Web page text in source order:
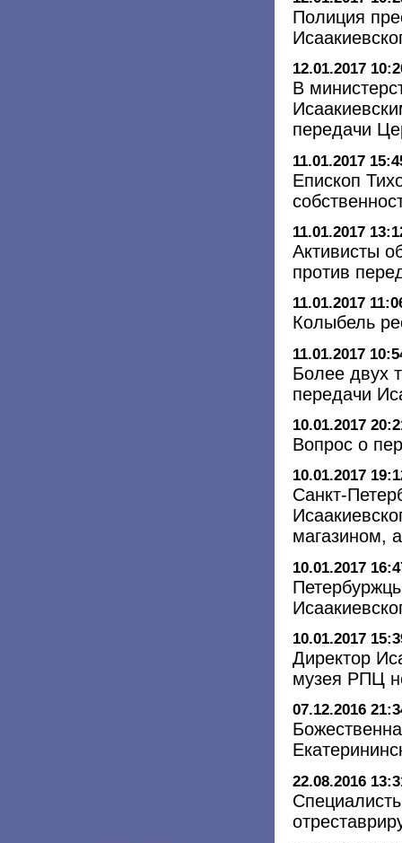
Полиция
12.01.2017
В
передачи
11.01.2017
Епископ
11.01.2017
Активисты
против
11.01.2017
Колыбель
11.01.2017
Более двух
передачи
10.01.2017
Вопрос о
10.01.2017
Санкт-
магазином,
10.01.2017
10.01.2017
Директор
музея РПЦ
07.12.2016
22.08.2016